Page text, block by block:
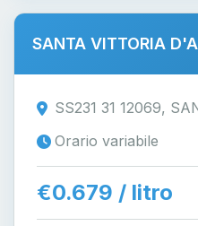
SANTA VITTORIA
SS231 31 12069,
Orario variabile
€0.679 / litro